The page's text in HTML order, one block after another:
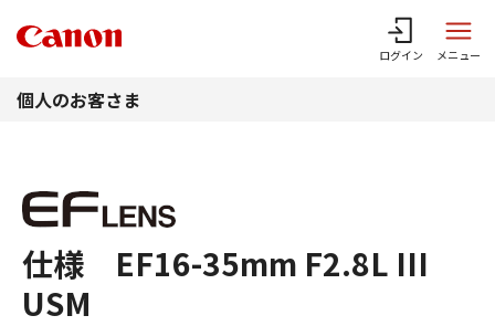
ログイン メニュー
個人のお客さま
仕様 EF16-35mm F2.8L III
USM